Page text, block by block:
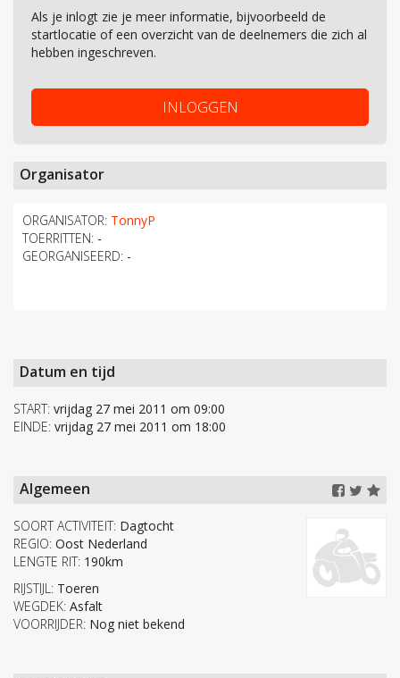
Als je inlogt zie je meer informatie, bijvoorbeeld de
startlocatie of een overzicht van de deelnemers die zich al
hebben ingeschreven.
INLOGGEN
Organisator
ORGANISATOR: TonnyP
TOERRITTEN: -
GEORGANISEERD: -
Datum en tijd
START: vrijdag 27 mei 2011 om 09:00
EINDE: vrijdag 27 mei 2011 om 18:00
Algemeen
SOORT ACTIVITEIT: Dagtocht
REGIO: Oost Nederland
LENGTE RIT: 190km
RIJSTIJL: Toeren
WEGDEK: Asfalt
VOORRIJDER: Nog niet bekend